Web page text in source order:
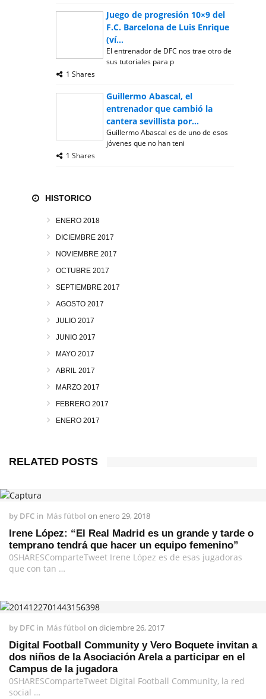
Juego de progresión 10×9 del
F.C. Barcelona de Luis Enrique
(ví...
El entrenador de DFC nos trae otro de
sus tutoriales para p
1 Shares
Guillermo Abascal, el
entrenador que cambió la
cantera sevillista por...
Guillermo Abascal es de uno de esos
jóvenes que no han teni
1 Shares
HISTORICO
ENERO 2018
DICIEMBRE 2017
NOVIEMBRE 2017
OCTUBRE 2017
SEPTIEMBRE 2017
AGOSTO 2017
JULIO 2017
JUNIO 2017
MAYO 2017
ABRIL 2017
MARZO 2017
FEBRERO 2017
ENERO 2017
RELATED POSTS
by DFC in Más fútbol on enero 29, 2018
Irene López: “El Real Madrid es un grande y tarde o
temprano tendrá que hacer un equipo femenino”
0SHARESComparteTweet Irene López es de esas jugadoras
que con tan …
by DFC in Más fútbol on diciembre 26, 2017
Digital Football Community y Vero Boquete invitan a
dos niños de la Asociación Arela a participar en el
Campus de la jugadora
0SHARESComparteTweet Digital Football Community, la red
social …